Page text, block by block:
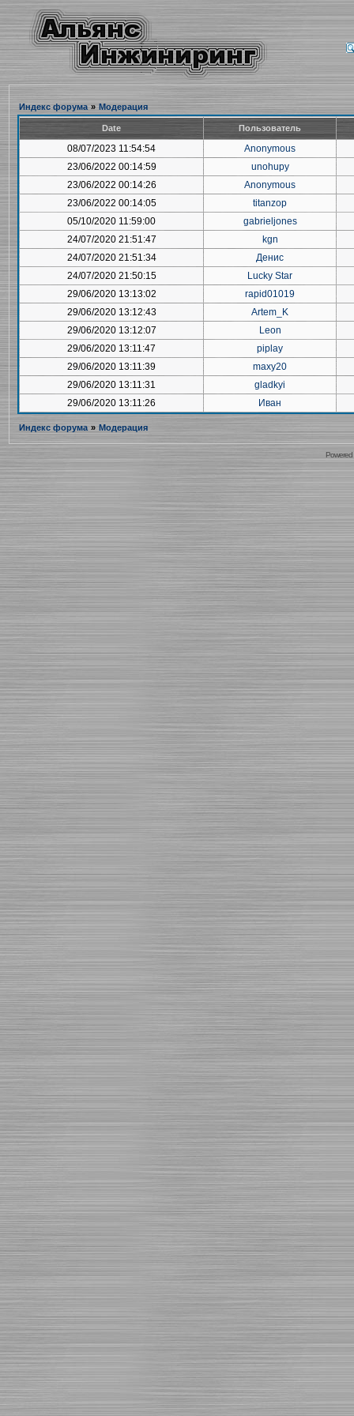
Индекс форума » Модерация
Date Пользователь
08/07/2023 11:54:54
Anonymous
23/06/2022 00:14:59
unohupy
23/06/2022 00:14:26
Anonymous
23/06/2022 00:14:05
titanzop
05/10/2020 11:59:00
gabrieljones
24/07/2020 21:51:47
kgn
24/07/2020 21:51:34
Денис
24/07/2020 21:50:15
Lucky Star
29/06/2020 13:13:02
rapid01019
29/06/2020 13:12:43
Artem_K
29/06/2020 13:12:07
Leon
29/06/2020 13:11:47
piplay
29/06/2020 13:11:39
maxy20
29/06/2020 13:11:31
gladkyi
29/06/2020 13:11:26
Иван
Индекс форума » Модерация